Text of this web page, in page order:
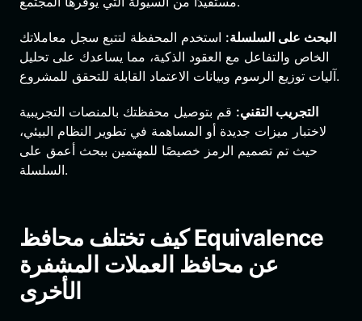
البحث على السلسلة: استخدم المحفظة لتتبع سجل معاملاتك
الخاص والتفاعل مع العقود الذكية، مما يساعدك على تحليل
آليات توزيع الرسوم وبيانات الاعتماد القابلة للتحقق للمشروع.
التجريب التقني: قم بتوصيل محفظتك بالمنصات التجريبية
لاختبار ميزات جديدة أو المساهمة في تطوير النظام البيئي،
حيث تم تصميم الرمز خصيصًا للمهتمين ببحث أعمق على
السلسلة.
كيف تختلف محافظ Equivalence
عن محافظ العملات المشفرة
الأخرى